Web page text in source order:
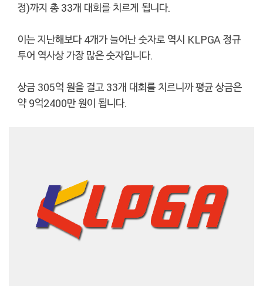
정)까지 총 33개 대회를 치르게 됩니다.
이는 지난해보다 4개가 늘어난 숫자로 역시 KLPGA 정규
투어 역사상 가장 많은 숫자입니다.
상금 305억 원을 걸고 33개 대회를 치르니까 평균 상금은
약 9억2400만 원이 됩니다.